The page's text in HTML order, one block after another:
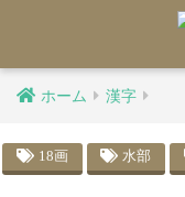
ホーム 漢字
18画 水部